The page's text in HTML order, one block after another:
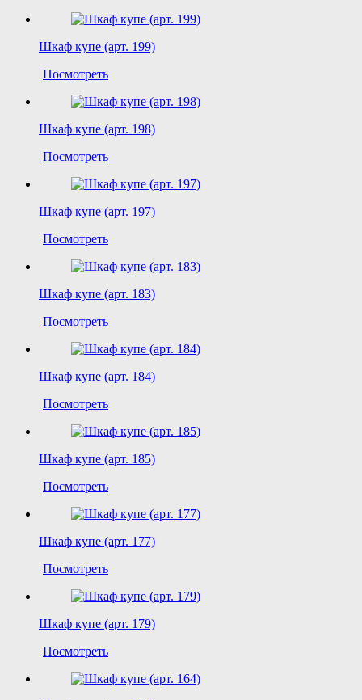
Шкаф купе (арт. 199)
Посмотреть
Шкаф купе (арт. 198)
Посмотреть
Шкаф купе (арт. 197)
Посмотреть
Шкаф купе (арт. 183)
Посмотреть
Шкаф купе (арт. 184)
Посмотреть
Шкаф купе (арт. 185)
Посмотреть
Шкаф купе (арт. 177)
Посмотреть
Шкаф купе (арт. 179)
Посмотреть